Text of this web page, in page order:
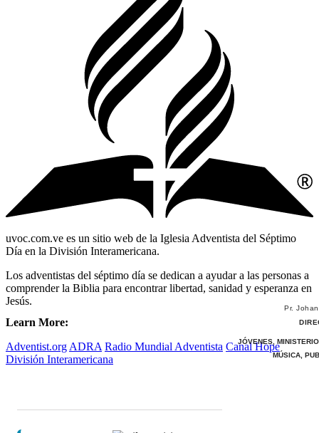
uvoc.com.ve es un sitio web de la Iglesia Adventista del Séptimo
Día en la División Interamericana.
Los adventistas del séptimo día se dedican a ayudar a las personas a
comprender la Biblia para encontrar libertad, sanidad y esperanza en
Jesús.
Learn More:
Adventist.org ADRA Radio Mundial Adventista Canal Hope
División Interamericana
Pr.
JÓVENES,
MÚSICA,